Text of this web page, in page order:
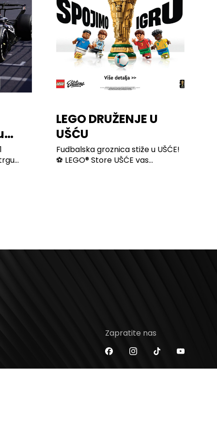
LEGO DRUŽENJE U
UŠĆU
Fudbalska groznica stiže u UŠĆE!
⚽ LEGO® Store UŠĆE vas...
Zapratite nas